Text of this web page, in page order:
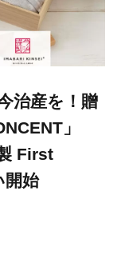
治産を！贈
」
First
開始